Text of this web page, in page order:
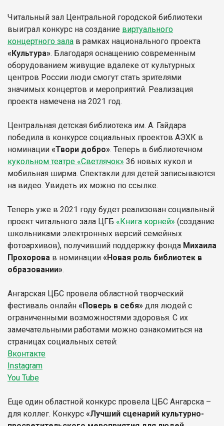
Читальный зал Центральной городской библиотеки
выиграл конкурс на создание виртуального
концертного зала в рамках национального проекта
«Культура». Благодаря оснащению современным
оборудованием живущие вдалеке от культурных
центров России люди смогут стать зрителями
значимых концертов и мероприятий. Реализация
проекта намечена на 2021 год.
Центральная детская библиотека им. А. Гайдара
победила в конкурсе социальных проектов АЭХК в
номинации «Твори добро». Теперь в библиотечном
кукольном театре «Светлячок» 36 новых кукол и
мобильная ширма. Спектакли для детей записываются
на видео. Увидеть их можно по ссылке.
Теперь уже в 2021 году будет реализован социальный
проект читального зала ЦГБ «Книга корней» (создание
школьниками электронных версий семейных
фотоархивов), получивший поддержку фонда Михаила
Прохорова в номинации «Новая роль библиотек в
образовании».
Ангарская ЦБС провела областной творческий
фестиваль онлайн «Поверь в себя» для людей с
ограниченными возможностями здоровья. С их
замечательными работами можно ознакомиться на
страницах социальных сетей:
Вконтакте
Instagram
You Tube
Еще один областной конкурс провела ЦБС Ангарска –
для коллег. Конкурс «Лучший сценарий культурно-